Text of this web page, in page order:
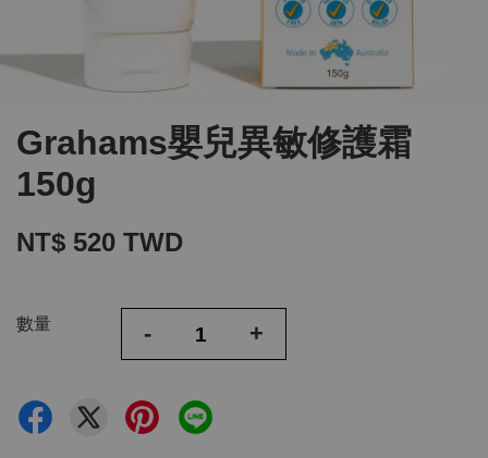
Grahams嬰兒異敏修護霜
150g
NT$ 520 TWD
數量 - +